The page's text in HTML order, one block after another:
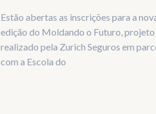
Estão abertas as inscrições para a
edição do Moldando o Futuro, projeto
realizado pela Zurich Seguros em
com a Escola do